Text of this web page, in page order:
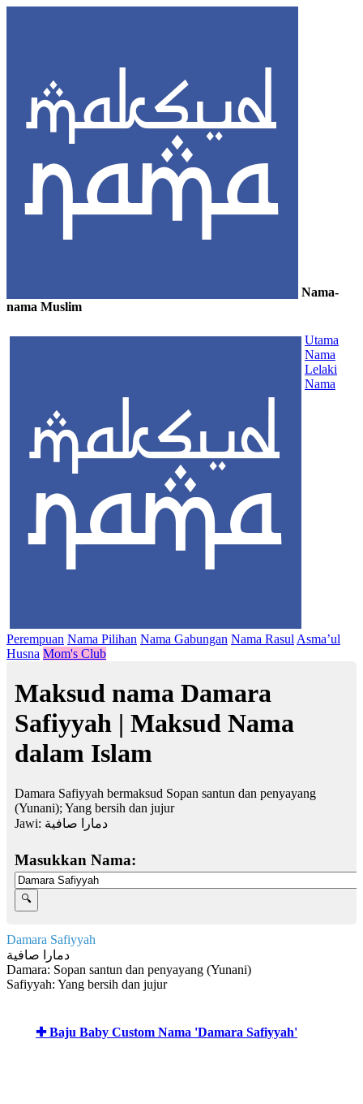
Nama-
nama Muslim
Utama
Nama
Lelaki
Nama
Perempuan Nama Pilihan Nama Gabungan Nama Rasul Asma’ul
Husna Mom's Club
Maksud nama Damara
Safiyyah | Maksud Nama
dalam Islam
Damara Safiyyah bermaksud Sopan santun dan penyayang
(Yunani); Yang bersih dan jujur
Jawi: دمارا صافية
Masukkan Nama:
Damara Safiyyah
دمارا صافية
Damara: Sopan santun dan penyayang (Yunani)
Safiyyah: Yang bersih dan jujur
✚ Baju Baby Custom Nama 'Damara Safiyyah'